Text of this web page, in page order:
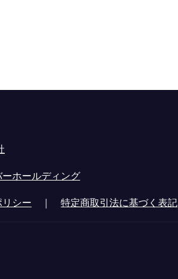
ホールディング
シー ｜ 特定商取引法に基づく表記